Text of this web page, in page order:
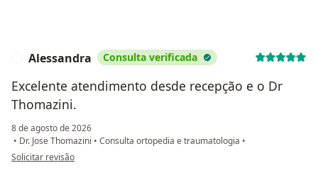
Alessandra Consulta verificada
Excelente atendimento desde recepção e o Dr
Thomazini.
8 de agosto de 2026
• Dr. Jose Thomazini • Consulta ortopedia e traumatologia •
na opinião do utilizador Alessandra
Solicitar revisão